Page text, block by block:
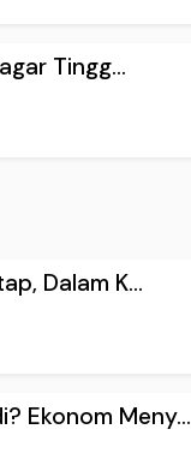
Tingg...
Dalam K...
Ekonom Meny...